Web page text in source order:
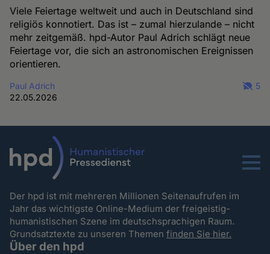
Viele Feiertage weltweit und auch in Deutschland sind
religiös konnotiert. Das ist – zumal hierzulande – nicht
mehr zeitgemäß. hpd-Autor Paul Adrich schlägt neue
Feiertage vor, die sich an astronomischen Ereignissen
orientieren.
Paul Adrich
22.05.2026
5
Menu
Der hpd ist mit mehreren Millionen Seitenaufrufen im
Jahr das wichtigste Online-Medium der freigeistig-
humanistischen Szene im deutschsprachigen Raum.
Grundsatztexte zu unseren Themenfinden Sie hier.
Über den hpd